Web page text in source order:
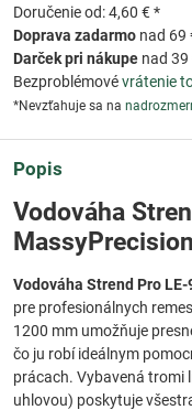
Doručenie od: 4,60 € *
Doprava zadarmo nad 69
Darček pri nákupe nad 39
Bezproblémovévrátenie
*Nevzťahuje sa na
Popis
Vodováha
Vodováha Strend Pro LE-
pre profesionálnych
1200 mm umožňuje
čo ju robí ideálnym
prácach. Vybavená tromi
uhlovou) poskytuje